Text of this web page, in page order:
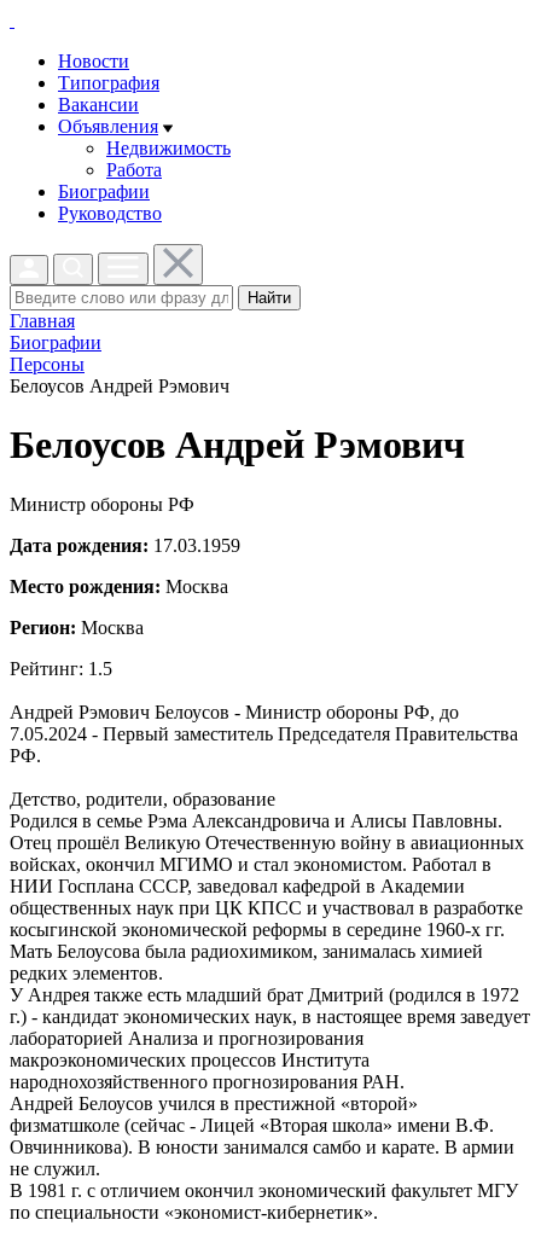
Новости
Типография
Вакансии
Объявления
Недвижимость
Работа
Биографии
Руководство
Найти
Главная
Биографии
Персоны
Белоусов Андрей Рэмович
Белоусов Андрей Рэмович
Министр обороны РФ
Дата рождения: 17.03.1959
Место рождения: Москва
Регион: Москва
Рейтинг: 1.5
Андрей Рэмович Белоусов - Министр обороны РФ, до
7.05.2024 - Первый заместитель Председателя Правительства
РФ.
Детство, родители, образование
Родился в семье Рэма Александровича и Алисы Павловны.
Отец прошёл Великую Отечественную войну в авиационных
войсках, окончил МГИМО и стал экономистом. Работал в
НИИ Госплана СССР, заведовал кафедрой в Академии
общественных наук при ЦК КПСС и участвовал в разработке
косыгинской экономической реформы в середине 1960-х гг.
Мать Белоусова была радиохимиком, занималась химией
редких элементов.
У Андрея также есть младший брат Дмитрий (родился в 1972
г.) - кандидат экономических наук, в настоящее время заведует
лабораторией Анализа и прогнозирования
макроэкономических процессов Института
народнохозяйственного прогнозирования РАН.
Андрей Белоусов учился в престижной «второй»
физматшколе (сейчас - Лицей «Вторая школа» имени В.Ф.
Овчинникова). В юности занимался самбо и карате. В армии
не служил.
В 1981 г. с отличием окончил экономический факультет МГУ
по специальности «экономист-кибернетик».